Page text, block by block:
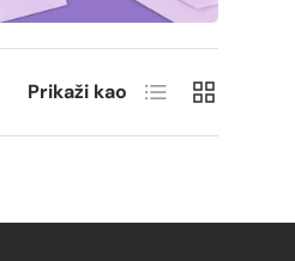
Prikaži kao Popis Mreža